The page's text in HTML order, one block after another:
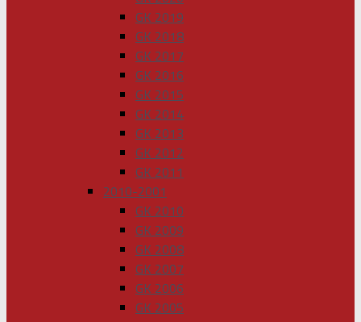
GK 2019
GK 2018
GK 2017
GK 2016
GK 2015
GK 2014
GK 2013
GK 2012
GK 2011
2010-2001
GK 2010
GK 2009
GK 2008
GK 2007
GK 2006
GK 2005